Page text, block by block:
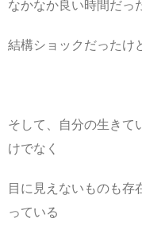
なかなか良い時間だっ
結構ショックだったけ
そして、自分の生きて
けでなく
目に見えないものも存
っている